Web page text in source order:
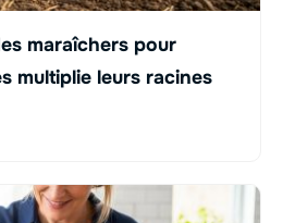
maraîchers pour
multiplie leurs racines